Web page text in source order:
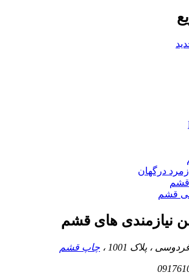
درگهان
قشم
قشم
نیازمندی های قشم
، پلاک 1001 ، چاپ قشم